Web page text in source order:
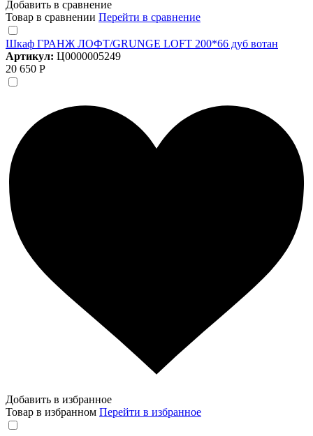
Добавить в сравнение
Товар в сравнении Перейти в сравнение
Шкаф ГРАНЖ ЛОФТ/GRUNGE LOFT 200*66 дуб вотан
Артикул: Ц0000005249
20 650 Р
Добавить в избранное
Товар в избранном Перейти в избранное